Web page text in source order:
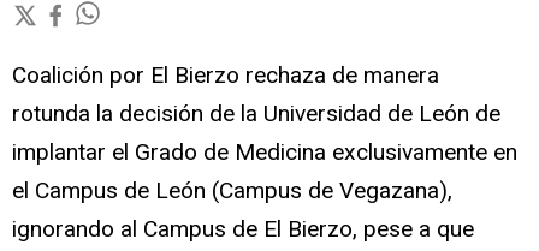
Coalición por El Bierzo rechaza de manera
rotunda la decisión de la Universidad de León de
implantar el Grado de Medicina exclusivamente en
el Campus de León (Campus de Vegazana),
ignorando al Campus de El Bierzo, pese a que